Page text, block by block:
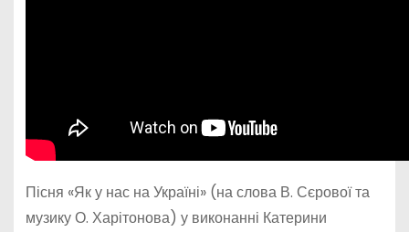
Пісня «Як у нас на Україні» (на слова В. Сєрової та
музику О. Харітонова) у виконанні Катерини